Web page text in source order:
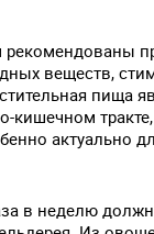
веществ,
пища
кишечном
актуально
в неделю